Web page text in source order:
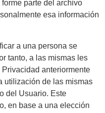
parte del archivo
esa información
a una persona se
tanto, a las mismas les
anteriormente
utilización de las mismas
del Usuario. Este
en base a una elección